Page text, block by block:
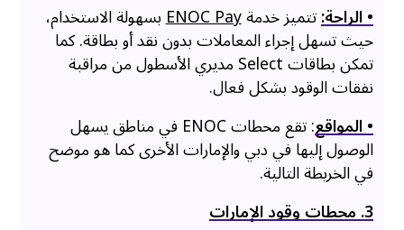
• الراحة:تتميز خدمةENOC Payبسهولة الاستخدام،
حيث تسهل إجراء المعاملات بدون نقد أو بطاقة. كما
تمكن بطاقات Select مديري الأسطول من مراقبة
نفقات الوقود بشكل فعال.
• المواقع
: تقع محطات ENOC في مناطق يسهل
الوصول إليها في دبي والإمارات الأخرى كما هو موضح
في الخريطة التالية.
3. محطات وقود الإمارات